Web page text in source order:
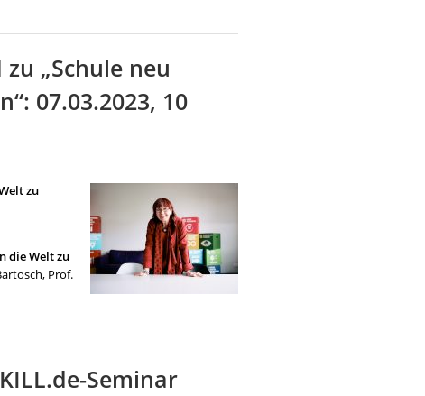
„Schule neu
07.03.2023, 10
zu
die Welt zu
Prof.
Seminar